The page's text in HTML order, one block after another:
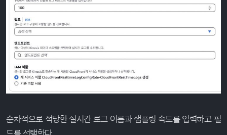
순차적으로 적당한 실시간 로그 이름과 샘플링 속도를 입력하고 필
드를 선택한다.